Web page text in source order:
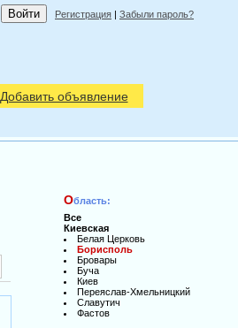
Регистрация | Забыли пароль?
Добавить объявление
Область:
Все
Киевская
Белая Церковь
Борисполь
Бровары
Буча
Киев
Переяслав-Хмельницкий
Славутич
Фастов